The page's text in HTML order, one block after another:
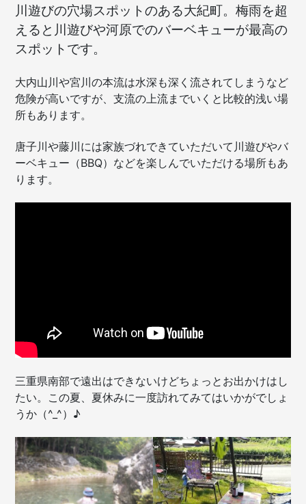
川遊びの穴場スポットのある大紀町。梅雨を超
えると川遊びや河原でのバーベキューが最高の
スポットです。
大内山川や宮川の本流は水深も深く流されてしまうなど
危険が高いですが、支流の上流までいくと比較的浅い場
所もあります。
唐子川や藤川には家族づれできていただいて川遊びやバ
ーベキュー（BBQ）などを楽しんでいただける場所もあ
ります。
三重県南部で遠出はできないけどちょっとお出かけはし
たい。この夏、夏休みに一度訪れてみてはいかがでしょ
うか（^_^）♪